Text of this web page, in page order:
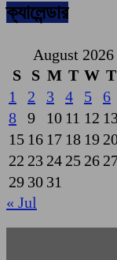
ক্যালেন্ডার
August 2026
S
S M T W T
1
2 3 4 5 6
8
9 10 11 12
15 16 17 18 19
22 23 24 25 26
29 30 31
« Jul